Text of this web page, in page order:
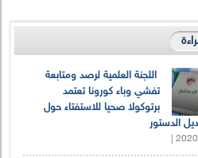
اللجنة العلمية لرصد ومتابعة
تفشي وباء كورونا تعتمد
برتوكولا صحيا للاستفتاء حول
الدستور